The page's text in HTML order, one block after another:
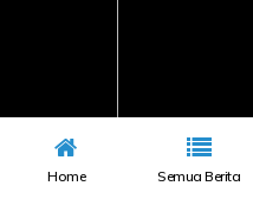
Home Semua Berita